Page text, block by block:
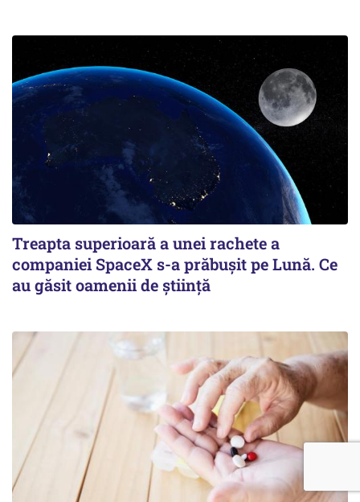
Treapta superioară a unei rachete a
companiei SpaceX s-a prăbușit pe Lună. Ce
au găsit oamenii de știință